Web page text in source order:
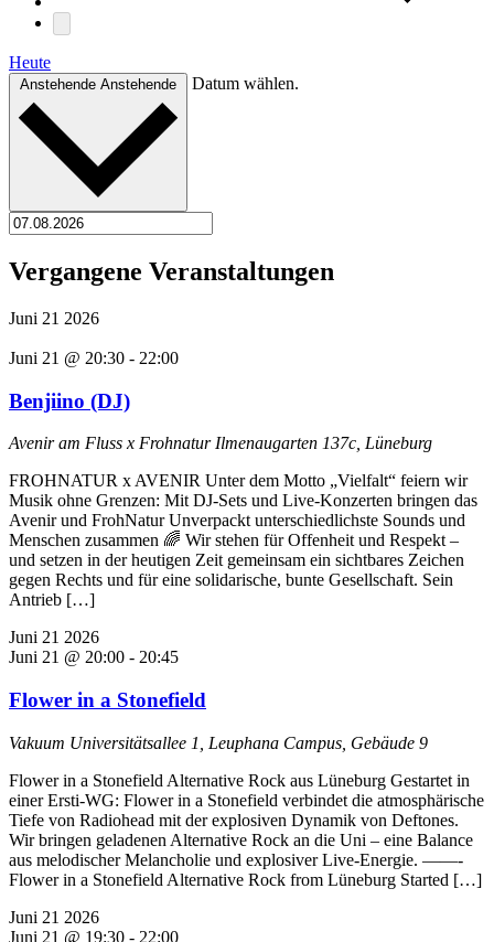
Heute
Anstehende Anstehende Datum wählen.
Vergangene Veranstaltungen
Juni 21 2026
Juni 21 @ 20:30 - 22:00
Benjiino (DJ)
Avenir am Fluss x FrohnaturIlmenaugarten 137c, Lüneburg
FROHNATUR x AVENIR Unter dem Motto „Vielfalt“ feiern wir
Musik ohne Grenzen: Mit DJ-Sets und Live-Konzerten bringen das
Avenir und FrohNatur Unverpackt unterschiedlichste Sounds und
Menschen zusammen 🌈 Wir stehen für Offenheit und Respekt –
und setzen in der heutigen Zeit gemeinsam ein sichtbares Zeichen
gegen Rechts und für eine solidarische, bunte Gesellschaft. Sein
Antrieb […]
Juni 21 2026
Juni 21 @ 20:00 - 20:45
Flower in a Stonefield
Vakuum Universitätsallee 1, Leuphana Campus, Gebäude 9
Flower in a Stonefield Alternative Rock aus Lüneburg Gestartet in
einer Ersti-WG: Flower in a Stonefield verbindet die atmosphärische
Tiefe von Radiohead mit der explosiven Dynamik von Deftones.
Wir bringen geladenen Alternative Rock an die Uni – eine Balance
aus melodischer Melancholie und explosiver Live-Energie. ——-
Flower in a Stonefield Alternative Rock from Lüneburg Started […]
Juni 21 2026
Juni 21 @ 19:30 - 22:00